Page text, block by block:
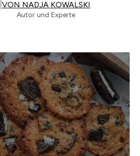
VON NADJA KOWALSKI
Autor und Experte